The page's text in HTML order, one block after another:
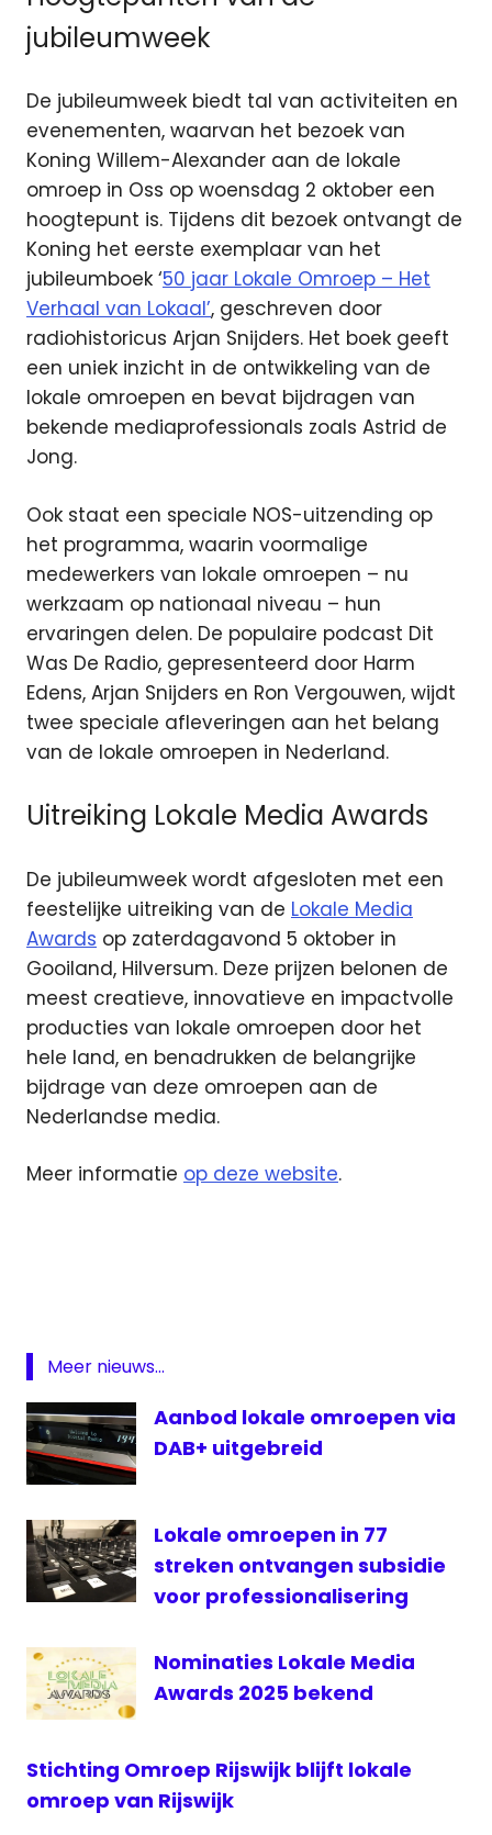
jubileumweek
De jubileumweek biedt tal van activiteiten en
evenementen, waarvan het bezoek van
Koning Willem-Alexander aan de lokale
omroep in Oss op woensdag 2 oktober een
hoogtepunt is. Tijdens dit bezoek ontvangt de
Koning het eerste exemplaar van het
jubileumboek ‘50 jaar Lokale Omroep – Het
Verhaal van Lokaal’, geschreven door
radiohistoricus Arjan Snijders. Het boek geeft
een uniek inzicht in de ontwikkeling van de
lokale omroepen en bevat bijdragen van
bekende mediaprofessionals zoals Astrid de
Jong.
Ook staat een speciale NOS-uitzending op
het programma, waarin voormalige
medewerkers van lokale omroepen – nu
werkzaam op nationaal niveau – hun
ervaringen delen. De populaire podcast Dit
Was De Radio, gepresenteerd door Harm
Edens, Arjan Snijders en Ron Vergouwen, wijdt
twee speciale afleveringen aan het belang
van de lokale omroepen in Nederland.
Uitreiking Lokale Media Awards
De jubileumweek wordt afgesloten met een
feestelijke uitreiking van de Lokale Media
Awards op zaterdagavond 5 oktober in
Gooiland, Hilversum. Deze prijzen belonen de
meest creatieve, innovatieve en impactvolle
producties van lokale omroepen door het
hele land, en benadrukken de belangrijke
bijdrage van deze omroepen aan de
Nederlandse media.
Meer informatie op deze website.
Meer nieuws...
Aanbod lokale omroepen via
DAB+ uitgebreid
Lokale omroepen in 77
streken ontvangen subsidie
voor professionalisering
Nominaties Lokale Media
Awards 2025 bekend
Stichting Omroep Rijswijk blijft lokale
omroep van Rijswijk